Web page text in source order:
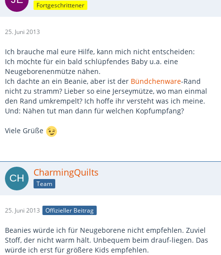
Fortgeschrittener
25. Juni 2013
Ich brauche mal eure Hilfe, kann mich nicht entscheiden:
Ich möchte für ein bald schlüpfendes Baby u.a. eine
Neugeborenenmütze nähen.
Ich dachte an ein Beanie, aber ist der Bündchenware-Rand
nicht zu stramm? Lieber so eine Jerseymütze, wo man einmal
den Rand umkrempelt? Ich hoffe ihr versteht was ich meine.
Und: Nähen tut man dann für welchen Kopfumpfang?
Viele Grüße
CharmingQuilts
Team
25. Juni 2013 Offizieller Beitrag
Beanies würde ich für Neugeborene nicht empfehlen. Zuviel
Stoff, der nicht warm hält. Unbequem beim drauf-liegen. Das
würde ich erst für größere Kids empfehlen.